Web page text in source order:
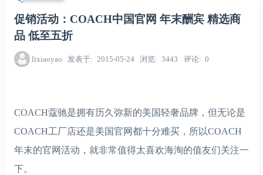
促销活动：COACH中国官网 年末酬宾 精选商
品 低至五折
lixiaoyao 发表于 2015-05-24 浏览 3443 评论 0
COACH蔻驰是拥有历久弥新的美国轻奢品牌，但无论是
COACH工厂店还是美国官网都十分难买，所以COACH
年末的官网活动，就非常值得太喜欢海淘的值友们关注一
下。